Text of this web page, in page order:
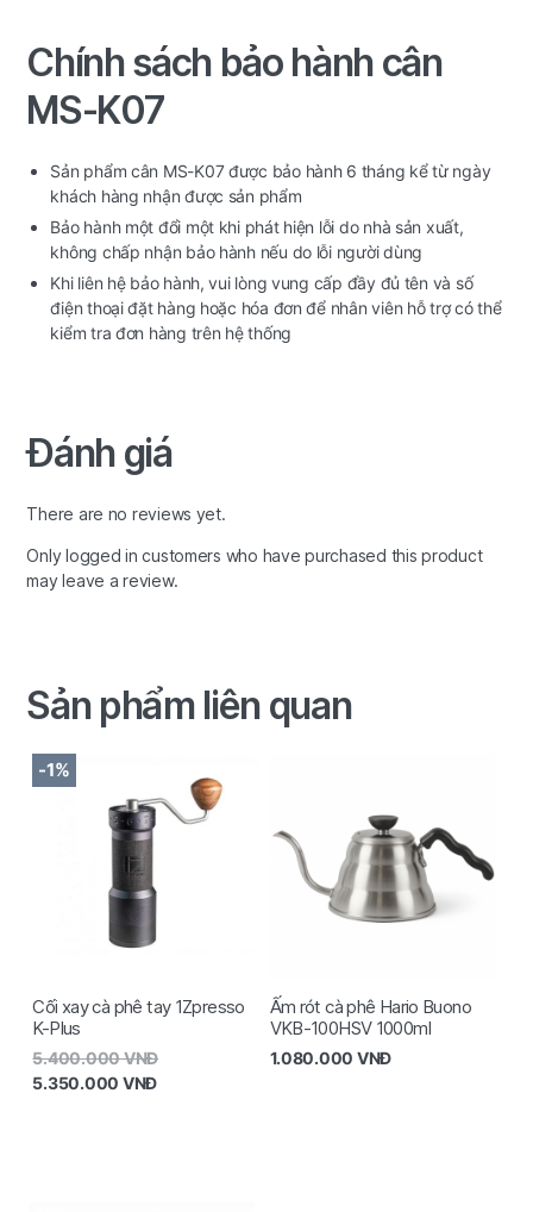
Chính sách bảo hành cân
MS-K07
Sản phẩm cân MS-K07 được bảo hành 6 tháng kể từ ngày
khách hàng nhận được sản phẩm
Bảo hành một đổi một khi phát hiện lỗi do nhà sản xuất,
không chấp nhận bảo hành nếu do lỗi người dùng
Khi liên hệ bảo hành, vui lòng vung cấp đầy đủ tên và số
điện thoại đặt hàng hoặc hóa đơn để nhân viên hỗ trợ có thể
kiểm tra đơn hàng trên hệ thống
Đánh giá
There are no reviews yet.
Only logged in customers who have purchased this product
may leave a review.
Sản phẩm liên quan
-1%
Cối xay cà phê tay 1Zpresso
K-Plus
5.400.000VNĐ
5.350.000 VNĐ
Ấm rót cà phê Hario Buono
VKB-100HSV 1000ml
1.080.000 VNĐ